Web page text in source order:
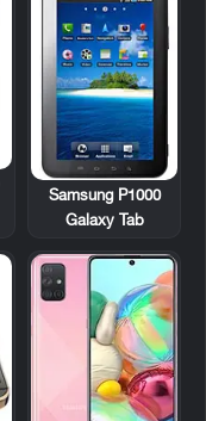
Samsung P1000
Galaxy Tab